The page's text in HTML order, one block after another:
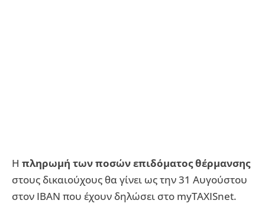
Η πληρωμή των ποσών επιδόματος θέρμανσης
στους δικαιούχους θα γίνει ως την 31 Αυγούστου
στον ΙΒΑΝ που έχουν δηλώσει στο myTAXISnet.